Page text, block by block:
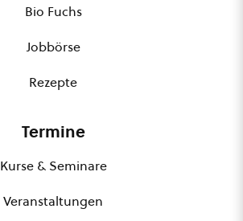
Bio Fuchs
Jobbörse
Rezepte
Termine
Kurse & Seminare
Veranstaltungen